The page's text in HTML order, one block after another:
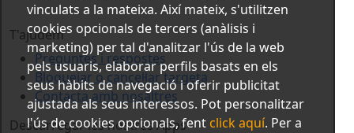
T'ajudem
Preguntes i respostes
Bloquejar o cancel·lar targeta
Contacta amb nosaltres
Descarregar les nostres Apps
vinculats a la mateixa. Així mateix, s'utilitzen
cookies opcionals de tercers (anàlisis i
marketing) per tal d'analitzar l'ús de la web
pels usuaris, elaborar perfils basats en els
seus hàbits de navegació i oferir publicitat
ajustada als seus interessos. Pot personalitzar
l'ús de cookies opcionals, fent click aquí. Per a